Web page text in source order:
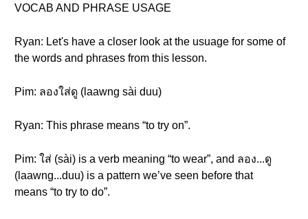
VOCAB AND PHRASE USAGE
Ryan: Let's have a closer look at the usuage for some of
the words and phrases from this lesson.
Pim: ลองใส่ดู (laawng sài duu)
Ryan: This phrase means “to try on”.
Pim: ใส่ (sài) is a verb meaning “to wear”, and ลอง...ดู
(laawng...duu) is a pattern we’ve seen before that
means “to try to do”.